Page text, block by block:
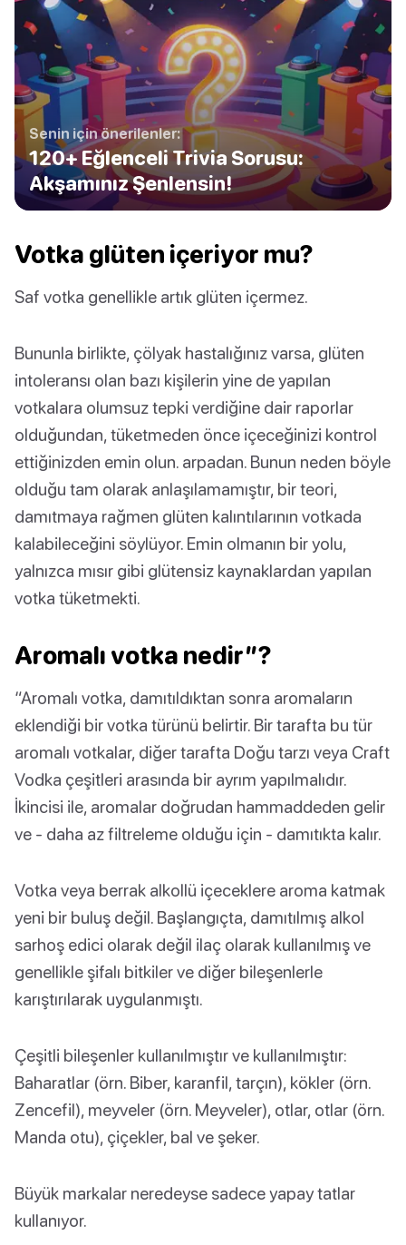
Senin için önerilenler:
120+ Eğlenceli Trivia Sorusu:
Akşamınız Şenlensin!
Votka glüten içeriyor mu?
Saf votka genellikle artık glüten içermez.
Bununla birlikte, çölyak hastalığınız varsa, glüten
intoleransı olan bazı kişilerin yine de yapılan
votkalara olumsuz tepki verdiğine dair raporlar
olduğundan, tüketmeden önce içeceğinizi kontrol
ettiğinizden emin olun. arpadan. Bunun neden böyle
olduğu tam olarak anlaşılamamıştır, bir teori,
damıtmaya rağmen glüten kalıntılarının votkada
kalabileceğini söylüyor. Emin olmanın bir yolu,
yalnızca mısır gibi glütensiz kaynaklardan yapılan
votka tüketmekti.
Aromalı votka nedir”?
“Aromalı votka, damıtıldıktan sonra aromaların
eklendiği bir votka türünü belirtir. Bir tarafta bu tür
aromalı votkalar, diğer tarafta Doğu tarzı veya Craft
Vodka çeşitleri arasında bir ayrım yapılmalıdır.
İkincisi ile, aromalar doğrudan hammaddeden gelir
ve - daha az filtreleme olduğu için - damıtıkta kalır.
Votka veya berrak alkollü içeceklere aroma katmak
yeni bir buluş değil. Başlangıçta, damıtılmış alkol
sarhoş edici olarak değil ilaç olarak kullanılmış ve
genellikle şifalı bitkiler ve diğer bileşenlerle
karıştırılarak uygulanmıştı.
Çeşitli bileşenler kullanılmıştır ve kullanılmıştır:
Baharatlar (örn. Biber, karanfil, tarçın), kökler (örn.
Zencefil), meyveler (örn. Meyveler), otlar, otlar (örn.
Manda otu), çiçekler, bal ve şeker.
Büyük markalar neredeyse sadece yapay tatlar
kullanıyor.